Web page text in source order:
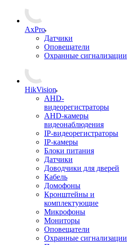
AxPro
Датчики
Оповещатели
Охранные сигнализации
HikVision
AHD-
видеорегистраторы
AHD-камеры
видеонаблюдения
IP-видеорегистраторы
IP-камеры
Блоки питания
Датчики
Доводчики для дверей
Кабель
Домофоны
Кронштейны и
комплектующие
Микрофоны
Мониторы
Оповещатели
Охранные сигнализации